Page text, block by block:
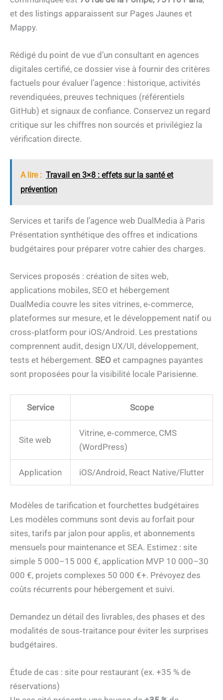
et des listings apparaissent sur Pages Jaunes et
Mappy.
Rédigé du point de vue d’un consultant en agences
digitales certifié, ce dossier vise à fournir des critères
factuels pour évaluer l’agence : historique, activités
revendiquées, preuves techniques (référentiels
GitHub) et signaux de confiance. Conservez un regard
critique sur les chiffres non sourcés et privilégiez la
vérification directe.
A lire : Travail en 3×8 : effets sur la santé et
prévention
Services et tarifs de l’agence web DualMedia à Paris
Présentation synthétique des offres et indications
budgétaires pour préparer votre cahier des charges.
Services proposés : création de sites web,
applications mobiles, SEO et hébergement
DualMedia couvre les sites vitrines, e‑commerce,
plateformes sur mesure, et le développement natif ou
cross‑platform pour iOS/Android. Les prestations
comprennent audit, design UX/UI, développement,
tests et hébergement. SEO et campagnes payantes
sont proposées pour la visibilité locale Parisienne.
Service Scope
Site web
Vitrine, e‑commerce, CMS
(WordPress)
Application iOS/Android, React Native/Flutter
Modèles de tarification et fourchettes budgétaires
Les modèles communs sont devis au forfait pour
sites, tarifs par jalon pour applis, et abonnements
mensuels pour maintenance et SEA. Estimez : site
simple 5 000–15 000 €, application MVP 10 000–30
000 €, projets complexes 50 000 €+. Prévoyez des
coûts récurrents pour hébergement et suivi.
Demandez un détail des livrables, des phases et des
modalités de sous‑traitance pour éviter les surprises
budgétaires.
Étude de cas : site pour restaurant (ex. +35 % de
réservations)